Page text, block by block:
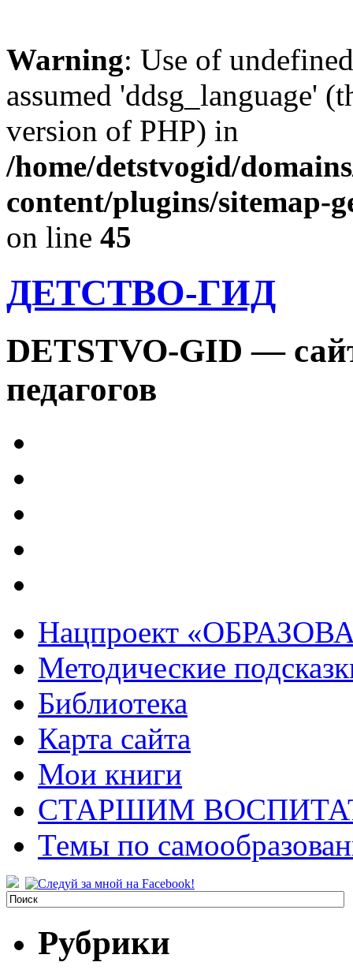
Warning: Use of
assumed 'ddsg_language'
version of PHP) in
/home/detstvogid/
content/plugins/sitemap-
on line 45
ДЕТСТВО-ГИД
DETSTVO-GID —
педагогов
Нацпроект
Методические
Библиотека
Карта сайта
Мои книги
СТАРШИМ
Темы по
Рубрики